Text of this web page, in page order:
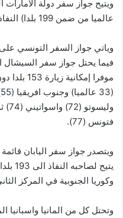
عالميا من ضمن 199 بلدا) النفاذ الى 176 بلدا دون تأشيرة.
موفرا
فتونس (77).
ويتصدر جواز سفر اليابان
يتيح
وكوريا الجنوبية في المركز
وتحتل كل من المانيا